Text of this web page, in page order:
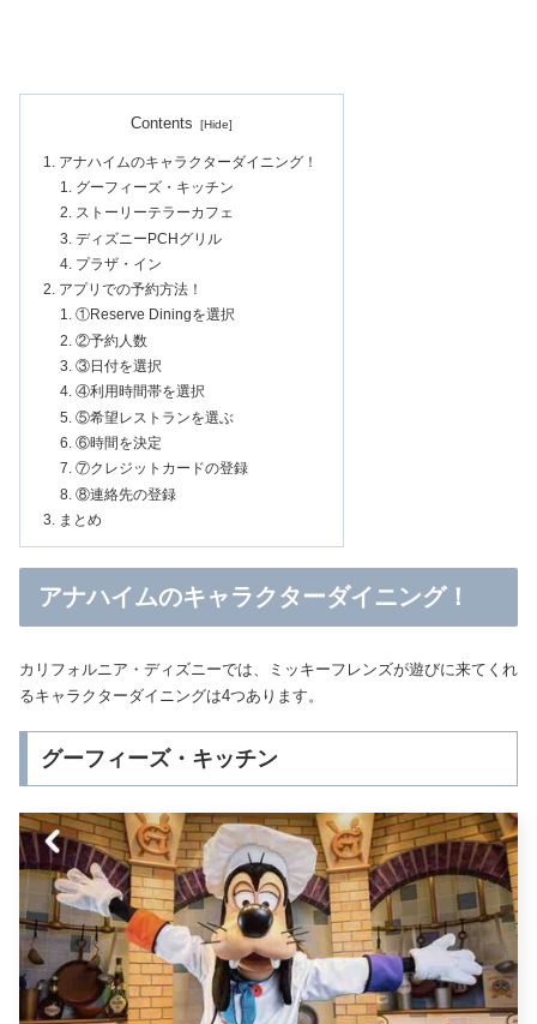
Contents
アナハイムのキャラクターダイニング！
グーフィーズ・キッチン
ストーリーテラーカフェ
ディズニーPCHグリル
プラザ・イン
アプリでの予約方法！
①Reserve Diningを選択
②予約人数
③日付を選択
④利用時間帯を選択
⑤希望レストランを選ぶ
⑥時間を決定
⑦クレジットカードの登録
⑧連絡先の登録
まとめ
アナハイムのキャラクターダイニング！
カリフォルニア・ディズニーでは、ミッキーフレンズが遊びに来てくれ
るキャラクターダイニングは4つあります。
グーフィーズ・キッチン